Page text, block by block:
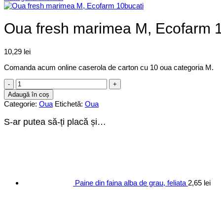
Oua fresh marimea M, Ecofarm
10,29 lei
Comanda acum online caserola de carton cu 10 oua categoria M.
Cantitate
Oua
fresh
marimea
Ecofarm
Adaugă în coș
Categorie: Oua Etichetă: Oua
S-ar putea să-ți placă și…
Paine din faina alba de grau, feliata 2,65 lei